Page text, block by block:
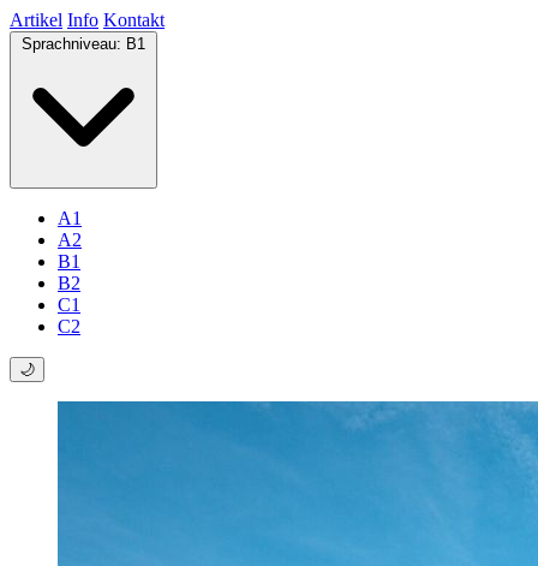
Artikel Info Kontakt
Sprachniveau: B1
A1
A2
B1
B2
C1
C2
🌙